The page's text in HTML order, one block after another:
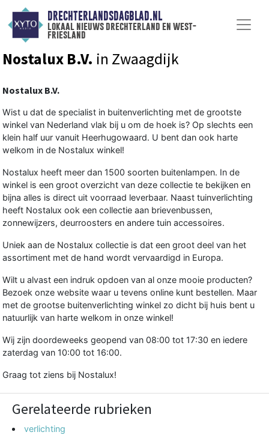
DRECHTERLANDSDAGBLAD.NL
lokaal nieuws drechterland en west-
friesland
Nostalux B.V. in Zwaagdijk
Nostalux B.V.
Wist u dat de specialist in buitenverlichting met de grootste
winkel van Nederland vlak bij u om de hoek is? Op slechts een
klein half uur vanuit Heerhugowaard. U bent dan ook harte
welkom in de Nostalux winkel!
Nostalux heeft meer dan 1500 soorten buitenlampen. In de
winkel is een groot overzicht van deze collectie te bekijken en
bijna alles is direct uit voorraad leverbaar. Naast tuinverlichting
heeft Nostalux ook een collectie aan brievenbussen,
zonnewijzers, deurroosters en andere tuin accessoires.
Uniek aan de Nostalux collectie is dat een groot deel van het
assortiment met de hand wordt vervaardigd in Europa.
Wilt u alvast een indruk opdoen van al onze mooie producten?
Bezoek onze website waar u tevens online kunt bestellen. Maar
met de grootse buitenverlichting winkel zo dicht bij huis bent u
natuurlijk van harte welkom in onze winkel!
Wij zijn doordeweeks geopend van 08:00 tot 17:30 en iedere
zaterdag van 10:00 tot 16:00.
Graag tot ziens bij Nostalux!
Gerelateerde rubrieken
verlichting